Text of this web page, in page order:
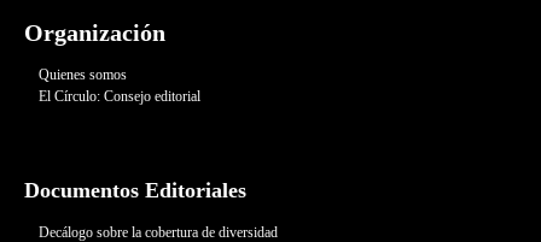
Organización
Quienes somos
El Círculo: Consejo editorial
Documentos Editoriales
Decálogo sobre la cobertura de diversidad